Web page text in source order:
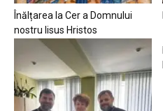
Înălțarea la Cer a Domnului
nostru Iisus Hristos